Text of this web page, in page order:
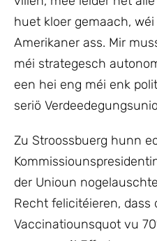
huet kloer gemaach,
Amerikaner ass. Mir
méi strategesch
een hei eng méi enk
seriö
Zu Stroossbuerg hunn
der Unioun
Recht felicitéieren, dass
Vaccinatiounsquot vu